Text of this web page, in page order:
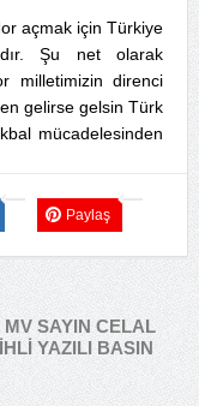
açmak için Türkiye
Şu net olarak
milletimizin direnci
gelirse gelsin Türk
mücadelesinden
Paylaş
SAYIN CELAL
YAZILI BASIN